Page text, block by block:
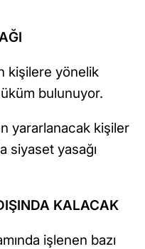
kişilere yönelik
bulunuyor.
yararlanacak kişiler
siyaset yasağı
KALACAK
işlenen bazı